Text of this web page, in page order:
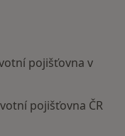
pojišťovna v
pojišťovna ČR